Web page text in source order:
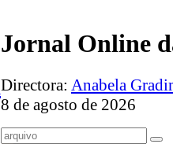
Jornal Online
Directora: Anabela
8 de agosto de 2026